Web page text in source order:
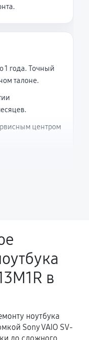
года. Точный
талоне.
центром
случаем
при
заявленным
в
ноутбука
Sony VAIO SV-